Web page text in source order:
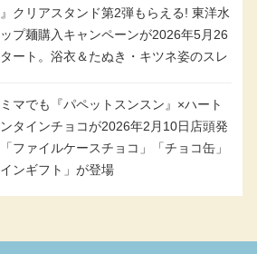
クリアスタンド第2弾もらえる! 東洋水
プ麺購入キャンペーンが2026年5月26
ート。浴衣＆たぬき・キツネ姿のスレ
号) / シャディクが全6種のクリアスタ
なって登場!
マでも『パペットスンスン』×ハート
タインチョコが2026年2月10日店頭発
ファイルケースチョコ」「チョコ缶」
インギフト」が登場